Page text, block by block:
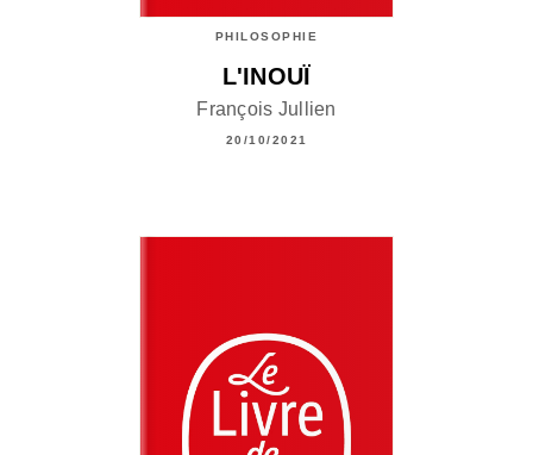
PHILOSOPHIE
L'INOUÏ
François Jullien
20/10/2021